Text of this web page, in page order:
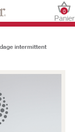
Panier
0
intermittent